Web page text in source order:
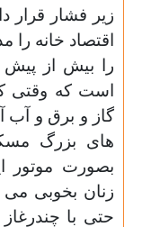
زیر فشار قرار
اقتصاد خانه
را بیش از
است که وقتی
گاز و برق و آب
های بزرگ
بصورت موتور
زنان بخوبی می
حتی با